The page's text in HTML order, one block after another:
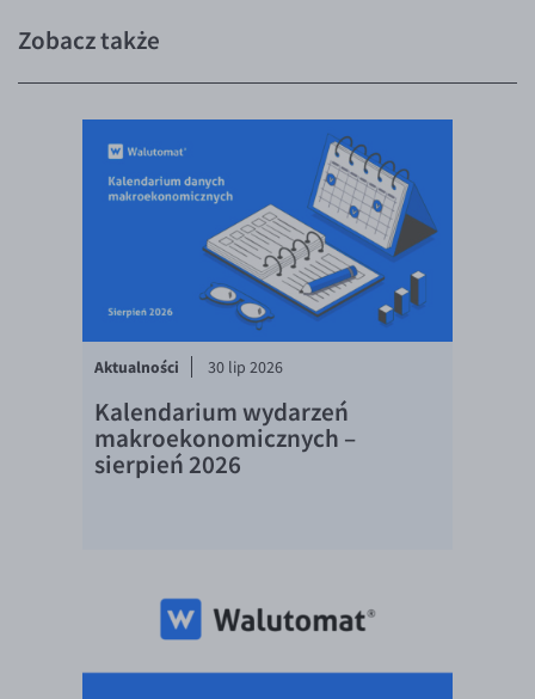
EUR/AUD
EUR/CNY
EUR/HKD
EUR/JPY
EUR/NZD
EUR/SGD
EUR/TRY
Zobacz także
Aktualności 30 lip 2026
Kalendarium wydarzeń
makroekonomicznych –
sierpień 2026